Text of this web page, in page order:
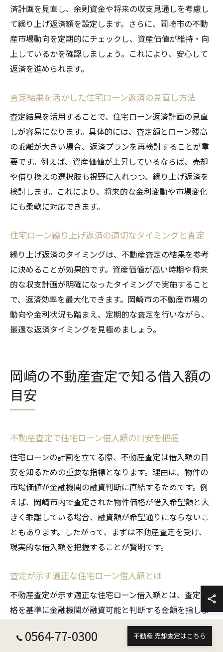
済計画を見直し、余剰資金や将来の収支見通しを考慮し
て繰り上げ返済額を設定します。さらに、岡崎市の不動
産市場動向を定期的にチェックし、資産価値が維持・向
上しているかを確認しましょう。これにより、安心して
返済を進められます。
査定結果を活かした住宅ローン返済の見直し方法
査定結果を活用することで、住宅ローン返済計画の見直
しが容易になります。具体的には、査定額とローン残高
の乖離が大きい場合、返済プランを再検討することが重
要です。例えば、資産価値が上昇しているならば、売却
や借り換えの選択肢も視野に入れつつ、繰り上げ返済を
検討します。これにより、将来的な金利変動や市場変化
にも柔軟に対応できます。
住宅ローン繰り上げ返済の適切なタイミングと査定
繰り上げ返済のタイミングは、不動産査定の結果を参考
に決めることが効果的です。資産価値が高い時期や将来
的な収支計画が明確になったタイミングで実施すること
で、返済効率を最大化できます。岡崎市の不動産市場の
動向や金利状況も踏まえ、定期的な査定を行いながら、
最適な返済タイミングを見極めましょう。
岡崎の不動産査定で知る借入額の
目安
不動産査定で住宅ローン借入額の目安を把握
住宅ローンの計画を立てる際、不動産査定は借入額の目
安を知るための重要な指標となります。理由は、物件の
市場価値が金融機関の融資判断に直結するためです。例
えば、岡崎市内で査定された物件価格が借入希望額と大
きく乖離している場合、融資額が希望通りにならないこ
ともあります。したがって、まずは不動産査定を受け、
現実的な借入額を把握することが賢明です。
査定が示す適正な住宅ローン借入額とは
不動産査定が示す適正な住宅ローン借入額とは、査定価
格を基準に金融機関が融資可能と判断する金額を指しま
す。これは、過剰な借入による返済負担を防ぐための基
準です。例えば、査定価格が高ければ借入可能額も増え
0564-77-0300 不動産 売却査定はこちら